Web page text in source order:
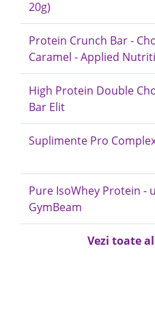
20g)
Protein Crunch Bar -
Caramel - Applied
High Protein Double
Bar Elit
Suplimente Pro
Pure IsoWhey Protein -
GymBeam
Vezi toate